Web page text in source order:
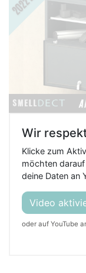
Wir
Klicke zum
möchten
deine Daten an
Video
oder auf YouTube